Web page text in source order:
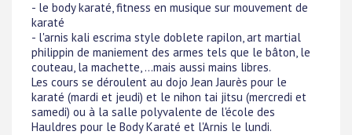
- le body karaté, fitness en musique sur mouvement de
karaté
- l'arnis kali escrima style doblete rapilon, art martial
philippin de maniement des armes tels que le bâton, le
couteau, la machette, ...mais aussi mains libres.
Les cours se déroulent au dojo Jean Jaurès pour le
karaté (mardi et jeudi) et le nihon tai jitsu (mercredi et
samedi) ou à la salle polyvalente de l'école des
Hauldres pour le Body Karaté et l'Arnis le lundi.